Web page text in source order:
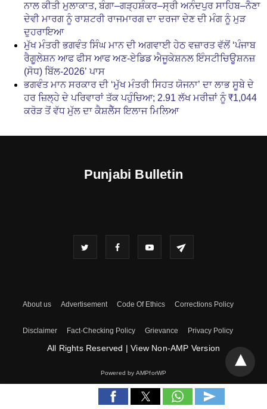
ਨਾਲ ਕੀਤੀ ਮੁਲਾਕਾਤ, ਬੰਗਾ–ਗੜ੍ਹਸ਼ੰਕਰ–ਸ੍ਰੀ ਅਨੰਦਪੁਰ ਸਾਹਿਬ–ਨੈਣਾ
ਦੇਵੀ ਮਾਰਗ ਨੂੰ ਰਾਸ਼ਟਰੀ ਰਾਜਮਾਰਗ ਦਾ ਦਰਜਾ ਦੇਣ ਦੀ ਮੰਗ ਨੂੰ ਮੁੜ
ਦੁਹਰਾਇਆ
ਮੁੱਖ ਮੰਤਰੀ ਭਗਵੰਤ ਸਿੰਘ ਮਾਨ ਦੀ ਅਗਵਾਈ ਹੇਠ ਵਜ਼ਾਰਤ ਵੱਲੋਂ ‘ਪੰਜਾਬ
ਰੈਗੂਲੇਸ਼ਨ ਆਫ ਫੀਸ ਆਫ ਅਣ-ਏਡਿਡ ਐਜੂਕੇਸ਼ਨਲ ਇੰਸਟੀਚਿਊਸ਼ਨਜ਼
(ਸੋਧ) ਬਿੱਲ-2026’ ਪਾਸ
ਭਗਵੰਤ ਮਾਨ ਸਰਕਾਰ ਦੀ ‘ਮੁੱਖ ਮੰਤਰੀ ਸਿਹਤ ਯੋਜਨਾ’ ਦਾ ਲਾਭ ਸੂਬੇ ਦੇ
ਹਰ ਜ਼ਿਲ੍ਹੇ ਦੇ ਪਰਿਵਾਰਾਂ ਤੱਕ ਪਹੁੰਚਿਆ; 2.91 ਲੱਖ ਮਰੀਜ਼ਾਂ ਨੂੰ ₹1,044
ਕਰੋੜ ਤੋਂ ਵੱਧ ਮੁੱਲ ਦਾ ਕੈਸ਼ਲੈੱਸ ਇਲਾਜ ਮਿਲਿਆ
Punjabi Bulletin
About us Advertisement Code Of Ethics Corrections Policy
Disclaimer Fact-Checking Policy Grievance Privacy Policy
All Rights Reserved | View Non-AMP Version
Powered by AMPforWP